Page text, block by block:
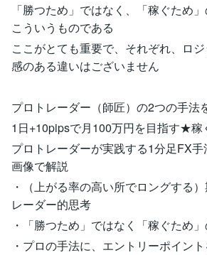
「勝つため」ではなく、「稼ぐため
こういうものである
ここがとても重要で、それぞれ、ロ
感のある違いはございません
プロトレーダー（師匠）の2つの手法
1日+10pipsで月100万円を目指す★稼
プロトレーダーが実践する1分足FX
画像で解説
・（上がる率の高い所でロングする
レーダー的思考
・「勝つため」ではなく「稼ぐため
・プロの手法に、エントリーポイン